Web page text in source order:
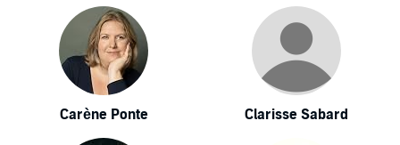
Carène Ponte Clarisse Sabard